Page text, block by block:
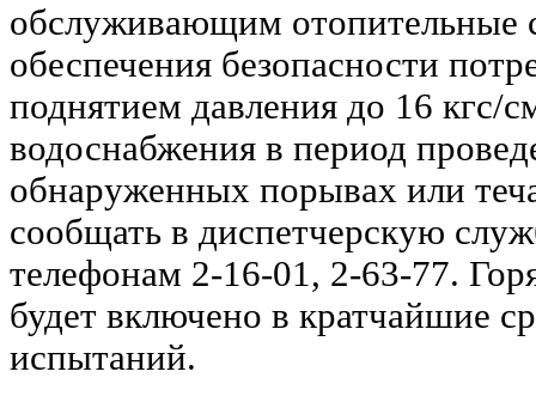
обслуживающим отопительные
обеспечения безопасности
поднятием давления до 16 кгс/
водоснабжения в период
обнаруженных порывах или
сообщать в диспетчерскую
телефонам 2-16-01, 2-63-77.
будет включено в кратчайшие
испытаний.